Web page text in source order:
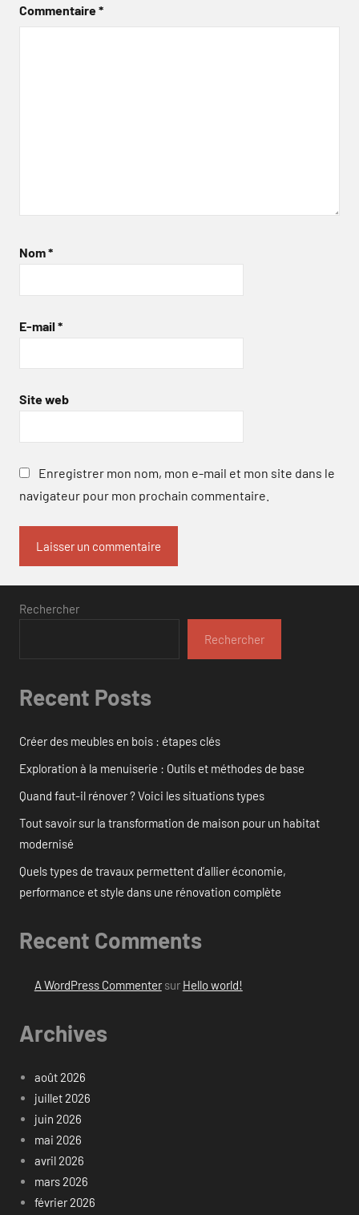
Commentaire*
Nom*
E-mail *
Site web
Enregistrer mon nom, mon e-mail et mon site dans le
navigateur pour mon prochain commentaire.
Rechercher
Rechercher
Recent Posts
Créer des meubles en bois : étapes clés
Exploration à la menuiserie : Outils et méthodes de base
Quand faut-il rénover ? Voici les situations types
Tout savoir sur la transformation de maison pour un habitat
modernisé
Quels types de travaux permettent d’allier économie,
performance et style dans une rénovation complète
Recent Comments
A WordPress Commentersur Hello world!
Archives
août 2026
juillet 2026
juin 2026
mai 2026
avril 2026
mars 2026
février 2026